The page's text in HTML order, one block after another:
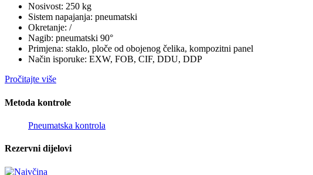
Nosivost: 250 kg
Sistem napajanja: pneumatski
Okretanje: /
Nagib: pneumatski 90°
Primjena: staklo, ploče od obojenog čelika, kompozitni panel
Način isporuke: EXW, FOB, CIF, DDU, DDP
Pročitajte više
Metoda kontrole
Pneumatska kontrola
Rezervni dijelovi